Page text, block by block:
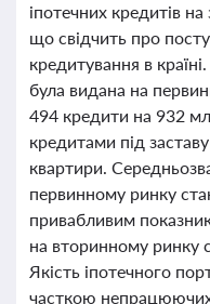
іпотечних кредитів
що свідчить про
кредитування в
була видана на
494 кредити на 932
кредитами під
квартири.
первинному ринку
привабливим
на вторинному
Якість іпотечного
часткою